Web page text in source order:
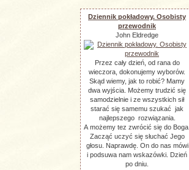
Dziennik pokładowy. Osobisty
przewodnik
John Eldredge
Przez cały dzień, od rana do
wieczora, dokonujemy wyborów.
Skąd wiemy, jak to robić? Mamy
dwa wyjścia. Możemy trudzić się
samodzielnie i ze wszystkich sił
starać się samemu szukać jak
najlepszego rozwiązania.
A możemy tez zwrócić się do Boga.
Zacząć uczyć się słuchać Jego
głosu. Naprawdę. On do nas mówi
i podsuwa nam wskazówki. Dzień
po dniu.